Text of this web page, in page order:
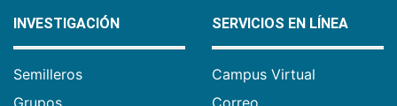
INVESTIGACIÓN
Semilleros
Grupos
SERVICIOS EN LÍNEA
Campus Virtual
Correo